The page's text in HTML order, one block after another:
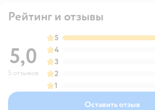
Рейтинг и отзывы
5,0
5 отзывов
5
4
3
2
1
Оставить отзыв